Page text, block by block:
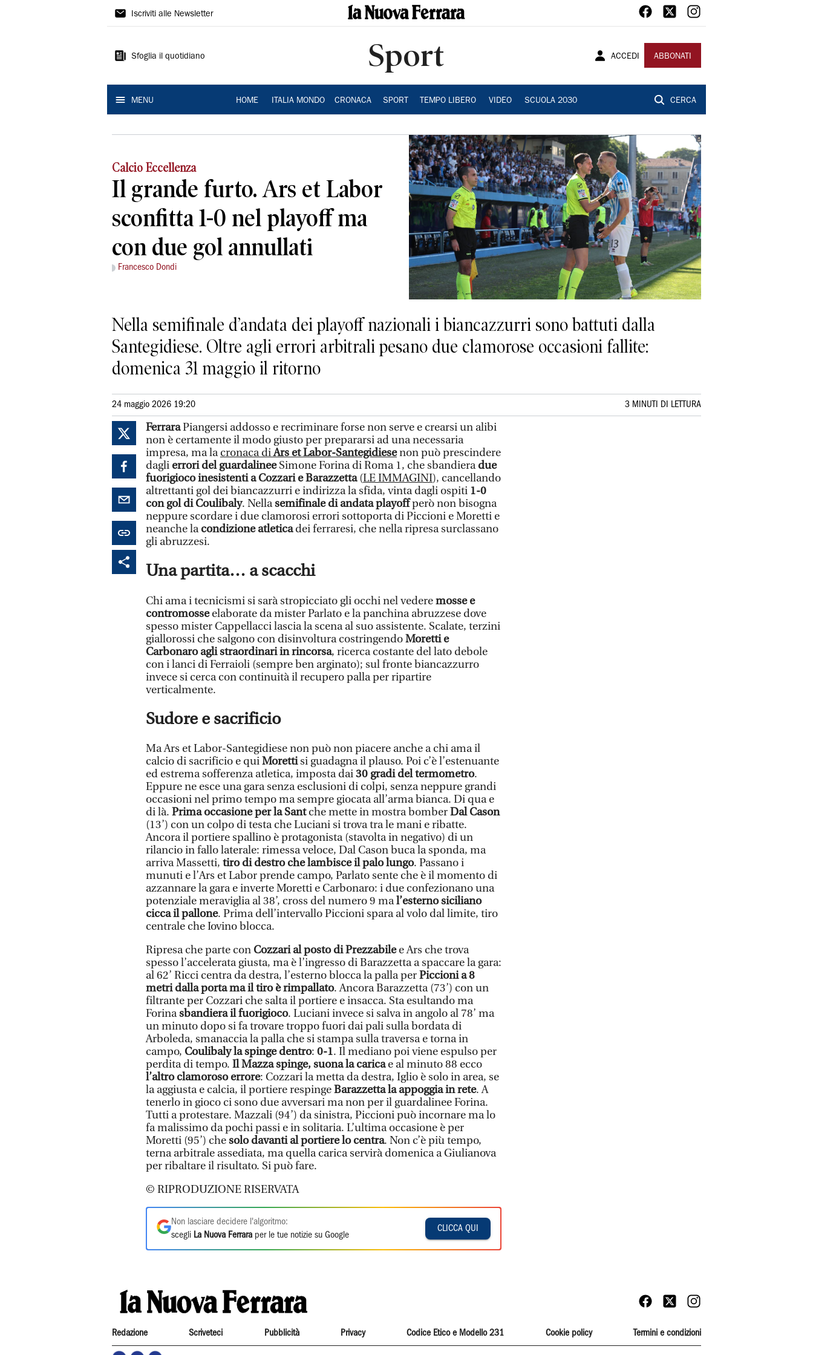
La
Ferrara
Iscriviti alle Newsletter
Sfoglia il quotidiano Sport ACCEDI ABBONATI
MENU HOME ITALIA MONDO CRONACA SPORT TEMPO LIBERO VIDEO SCUOLA 2030 CERCA
Calcio Eccellenza
Il grande furto. Ars et Labor
sconfitta 1-0 nel playoff ma
con due gol annullati
Francesco Dondi
Nella semifinale d’andata dei playoff nazionali i biancazzurri sono battuti dalla
Santegidiese. Oltre agli errori arbitrali pesano due clamorose occasioni fallite:
domenica 31 maggio il ritorno
24 maggio 2026 19:20 3 MINUTI DI LETTURA
FerraraPiangersi addosso e recriminare forse non serve e crearsi un alibi
non è certamente il modo giusto per prepararsi ad una necessaria
impresa, ma lacronaca diArs et Labor-Santegidiesenon può prescindere
dagli errori del guardalineeSimone Forina di Roma 1, che sbandieradue
fuorigioco inesistenti a Cozzari e Barazzetta(LE IMMAGINI), cancellando
altrettanti gol dei biancazzurri e indirizza la sfida, vinta dagli ospiti 1-0
con gol di Coulibaly. Nellasemifinale di andata playoffperò non bisogna
neppure scordare i due clamorosi errori sottoporta di Piccioni e Moretti e
neanche lacondizione atleticadei ferraresi, che nella ripresa surclassano
gli abruzzesi.
Una partita… a scacchi
Chi ama i tecnicismi si sarà stropicciato gli occhi nel vederemosse e
contromosseelaborate da mister Parlato e la panchina abruzzese dove
spesso mister Cappellacci lascia la scena al suo assistente. Scalate, terzini
giallorossi che salgono con disinvoltura costringendoMoretti e
Carbonaro agli straordinari in rincorsa, ricerca costante del lato debole
con i lanci di Ferraioli (sempre ben arginato); sul fronte biancazzurro
invece si cerca con continuità il recupero palla per ripartire
verticalmente.
Sudore e sacrificio
Ma Ars et Labor-Santegidiese non può non piacere anche a chi ama il
calcio di sacrificio e quiMorettisi guadagna il plauso. Poi c’è l’estenuante
ed estrema sofferenza atletica, imposta dai30 gradi del termometro.
Eppure ne esce una gara senza esclusioni di colpi, senza neppure grandi
occasioni nel primo tempo ma sempre giocata all’arma bianca. Di qua e
di là. Prima occasione per la Santche mette in mostra bomberDal Cason
(13’) con un colpo di testa che Luciani si trova tra le mani e ribatte.
Ancora il portiere spallino è protagonista (stavolta in negativo) di un
rilancio in fallo laterale: rimessa veloce, Dal Cason buca la sponda, ma
arriva Massetti, tiro di destro che lambisce il palo lungo. Passano i
munuti e l’Ars et Labor prende campo, Parlato sente che è il momento di
azzannare la gara e inverte Moretti e Carbonaro: i due confezionano una
potenziale meraviglia al 38’, cross del numero 9 mal’esterno siciliano
cicca il pallone. Prima dell’intervallo Piccioni spara al volo dal limite, tiro
centrale che Iovino blocca.
Ripresa che parte con Cozzari al posto di Prezzabilee Ars che trova
spesso l’accelerata giusta, ma è l’ingresso di Barazzetta a spaccare la gara:
al 62’ Ricci centra da destra, l’esterno blocca la palla perPiccioni a 8
metri dalla porta ma il tiro è rimpallato. Ancora Barazzetta (73’) con un
filtrante per Cozzari che salta il portiere e insacca. Sta esultando ma
Forinasbandiera il fuorigioco. Luciani invece si salva in angolo al 78’ ma
un minuto dopo si fa trovare troppo fuori dai pali sulla bordata di
Arboleda, smanaccia la palla che si stampa sulla traversa e torna in
campo, Coulibaly la spinge dentro: 0-1. Il mediano poi viene espulso per
perdita di tempo. Il Mazza spinge, suona la caricae al minuto 88 ecco
l’altro clamoroso errore: Cozzari la metta da destra, Iglio è solo in area, se
la aggiusta e calcia, il portiere respingeBarazzetta la appoggia in rete. A
tenerlo in gioco ci sono due avversari ma non per il guardalinee Forina.
Tutti a protestare. Mazzali (94’) da sinistra, Piccioni può incornare ma lo
fa malissimo da pochi passi e in solitaria. L’ultima occasione è per
Moretti (95’) chesolo davanti al portiere lo centra. Non c’è più tempo,
terna arbitrale assediata, ma quella carica servirà domenica a Giulianova
per ribaltare il risultato. Si può fare.
© RIPRODUZIONE RISERVATA
Non lasciare decidere l'algoritmo:
scegli La Nuova Ferrara per le tue notizie su Google
CLICCA QUI
Redazione Scriveteci Pubblicità Privacy Codice Etico e Modello 231 Cookie policy Termini e condizioni